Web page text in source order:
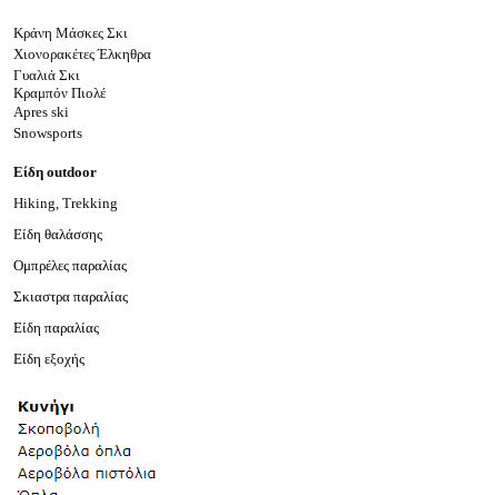
Κράνη Μάσκες Σκι
Χιονορακέτες Έλκηθρα
Γυαλιά Σκι
Κραμπόν Πιολέ
Apres ski
Snowsports
Είδη outdoor
Hiking, Trekking
Είδη θαλάσσης
Ομπρέλες παραλίας
Σκιαστρα παραλίας
Είδη παραλίας
Είδη εξοχής